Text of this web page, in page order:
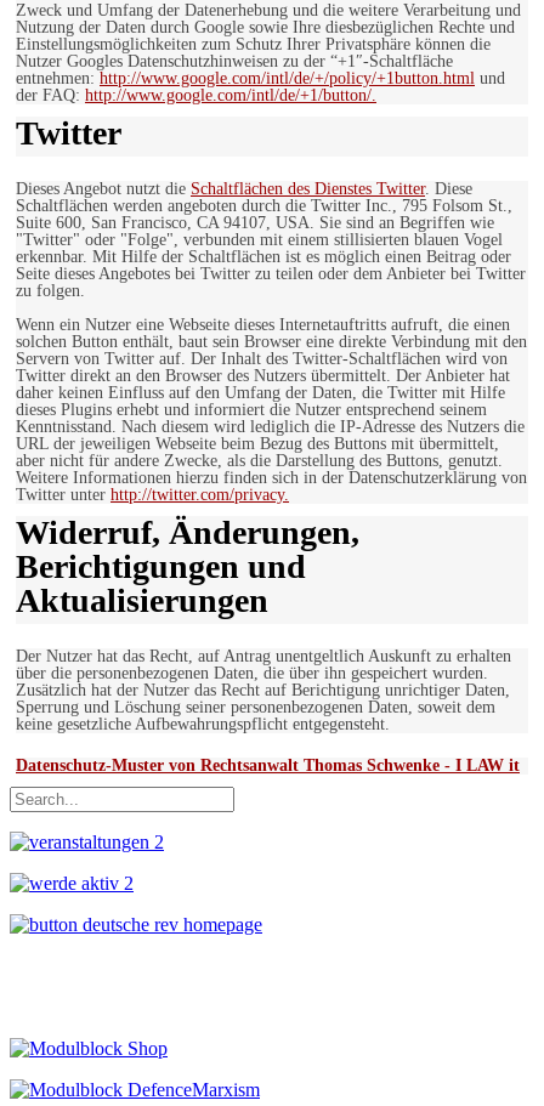
Zweck und Umfang der Datenerhebung und die weitere Verarbeitung und
Nutzung der Daten durch Google sowie Ihre diesbezüglichen Rechte und
Einstellungsmöglichkeiten zum Schutz Ihrer Privatsphäre können die
Nutzer Googles Datenschutzhinweisen zu der “+1″-Schaltfläche
entnehmen: http://www.google.com/intl/de/+/policy/+1button.html und
der FAQ: http://www.google.com/intl/de/+1/button/.
Twitter
Dieses Angebot nutzt die Schaltflächen des Dienstes Twitter. Diese
Schaltflächen werden angeboten durch die Twitter Inc., 795 Folsom St.,
Suite 600, San Francisco, CA 94107, USA. Sie sind an Begriffen wie
"Twitter" oder "Folge", verbunden mit einem stillisierten blauen Vogel
erkennbar. Mit Hilfe der Schaltflächen ist es möglich einen Beitrag oder
Seite dieses Angebotes bei Twitter zu teilen oder dem Anbieter bei Twitter
zu folgen.
Wenn ein Nutzer eine Webseite dieses Internetauftritts aufruft, die einen
solchen Button enthält, baut sein Browser eine direkte Verbindung mit den
Servern von Twitter auf. Der Inhalt des Twitter-Schaltflächen wird von
Twitter direkt an den Browser des Nutzers übermittelt. Der Anbieter hat
daher keinen Einfluss auf den Umfang der Daten, die Twitter mit Hilfe
dieses Plugins erhebt und informiert die Nutzer entsprechend seinem
Kenntnisstand. Nach diesem wird lediglich die IP-Adresse des Nutzers die
URL der jeweiligen Webseite beim Bezug des Buttons mit übermittelt,
aber nicht für andere Zwecke, als die Darstellung des Buttons, genutzt.
Weitere Informationen hierzu finden sich in der Datenschutzerklärung von
Twitter unter http://twitter.com/privacy.
Widerruf, Änderungen,
Berichtigungen und
Aktualisierungen
Der Nutzer hat das Recht, auf Antrag unentgeltlich Auskunft zu erhalten
über die personenbezogenen Daten, die über ihn gespeichert wurden.
Zusätzlich hat der Nutzer das Recht auf Berichtigung unrichtiger Daten,
Sperrung und Löschung seiner personenbezogenen Daten, soweit dem
keine gesetzliche Aufbewahrungspflicht entgegensteht.
Datenschutz-Muster von Rechtsanwalt Thomas Schwenke - I LAW it